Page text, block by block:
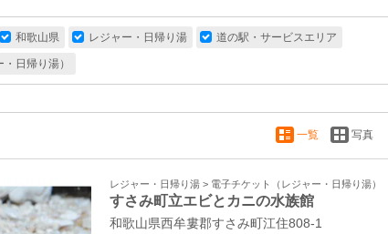
和歌山県 レジャー・日帰り湯 道の駅・サービスエリア
日帰り湯）
一覧 写真
レジャー・日帰り湯 > 電子チケット（レジャー・日帰り湯）
すさみ町立エビとカニの水族館
和歌山県西牟婁郡すさみ町江住808-1